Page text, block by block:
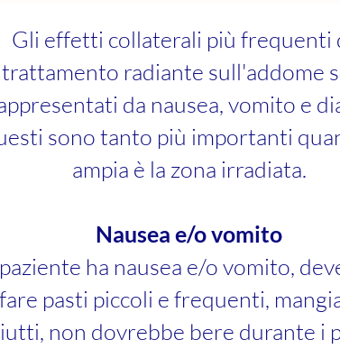
Gli effetti collaterali più frequenti
trattamento radiante sull'addome
da nausea, vomito e
sono tanto più importanti
ampia è la zona irradiata.
Nausea e/o vomito
ha nausea e/o vomito,
pasti piccoli e frequenti,
non dovrebbe bere durante i